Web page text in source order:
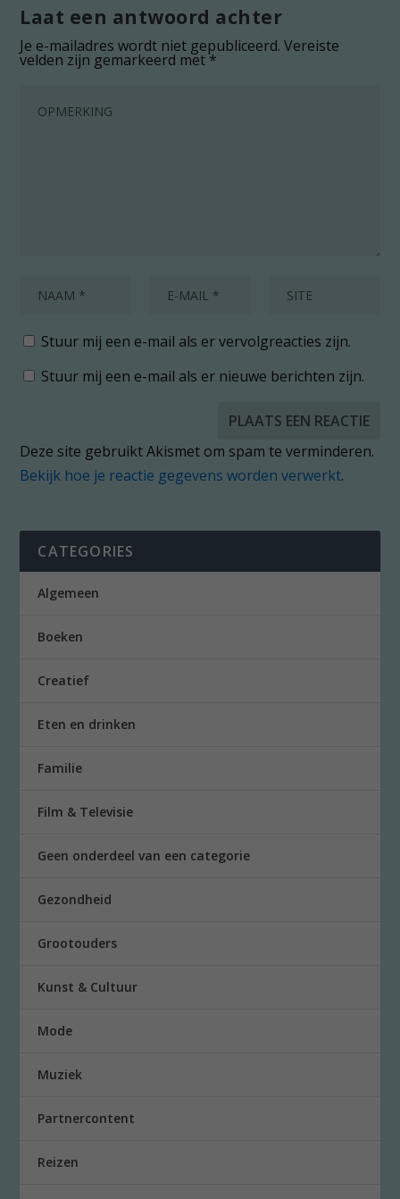
Laat een antwoord achter
Je e-mailadres wordt niet gepubliceerd. Vereiste
velden zijn gemarkeerd met*
Stuur mij een e-mail als er vervolgreacties zijn.
Stuur mij een e-mail als er nieuwe berichten zijn.
Deze site gebruikt Akismet om spam te verminderen.
Bekijk hoe je reactie gegevens worden verwerkt.
CATEGORIES
Algemeen
Boeken
Creatief
Eten en drinken
Familie
Film & Televisie
Geen onderdeel van een categorie
Gezondheid
Grootouders
Kunst & Cultuur
Mode
Muziek
Partnercontent
Reizen